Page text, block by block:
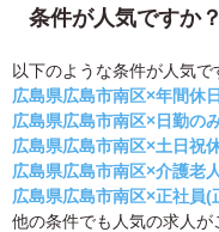
条件が人気ですか？
以下のような条件が人気で
広島県広島市南区×年間休
広島県広島市南区×日勤の
広島県広島市南区×土日祝
広島県広島市南区×介護老
広島県広島市南区×正社員(
他の条件でも人気の求人